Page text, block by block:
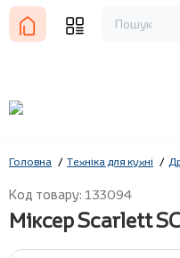
Головна Техніка для кухні
Код товару: 133094
Міксер Scarlett